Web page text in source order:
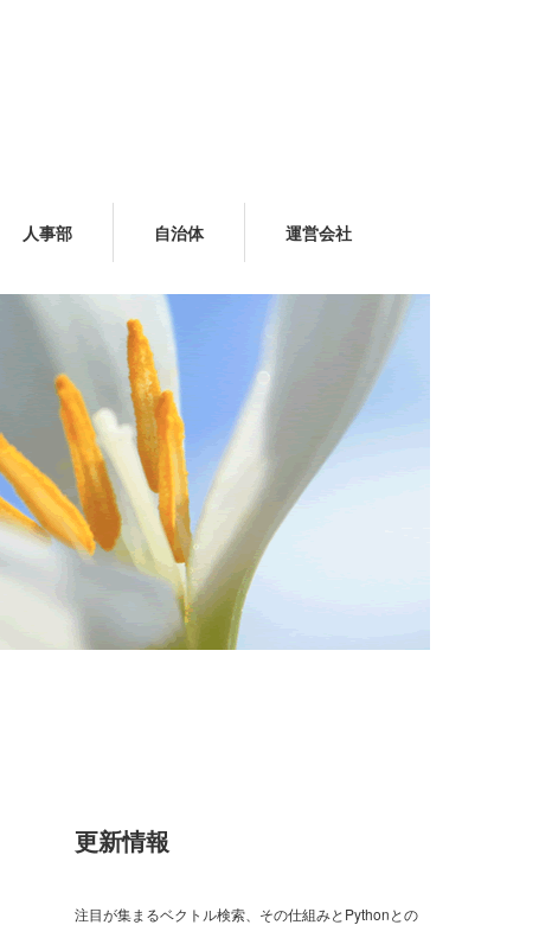
人事部 自治体 運営会社
更新情報
注目が集まるベクトル検索、その仕組みとPythonとの